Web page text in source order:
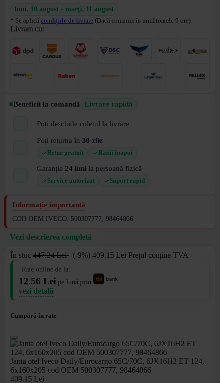
luni, 10 august - marţi, 11 august
* Se aplică condițiile de livrare (Dacă comanzi în următoarele 9 ore)
Livram cu:
Beneficii la comandă Livrare rapidă
Poți deschide coletul la livrare
Poți returna în 30 zile
Retur gratuit Banii înapoi
Garanție 24 luni la persoană fizică
Service autorizat Suport rapid
Informație importantă
COD OEM IVECO: 500307777, 98464866
Vezi descrierea completă
În stoc 447.24Lei (-9%) 409.15 Lei Prețul conține TVA
Rate online de la:
12.56 Lei pe lună prin
vezi detalii
Cumpără în rate
Janta otel Iveco Daily/Eurocargo 65C/70C, 6JX16H2 ET 124,
6x160x205 cod OEM 500307777, 98464866
409.15 Lei